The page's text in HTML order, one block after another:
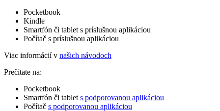
Pocketbook
Kindle
Smartfón či tablet s príslušnou aplikáciou
Počítač s príslušnou aplikáciou
Viac informácií v našich návodoch
Prečítate na:
Pocketbook
Smartfón či tablet s podporovanou aplikáciou
Počítač s podporovanou aplikáciou